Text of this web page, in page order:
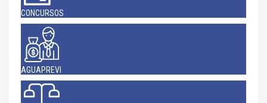
CONCURSOS
AGUAPREVI